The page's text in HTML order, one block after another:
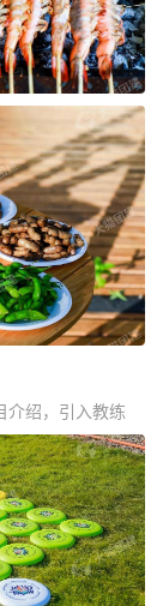
介绍，引入教练